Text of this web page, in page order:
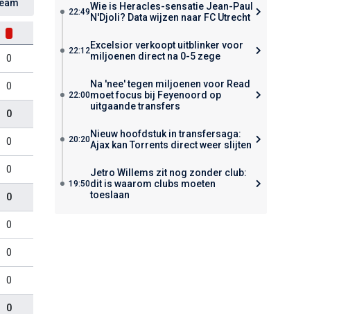
0
0
0
0
0
0
0
0
0
0
22:49Wie is Heracles-sensatie Jean-Paul
N'Djoli? Data wijzen naar FC Utrecht
22:12Excelsior verkoopt uitblinker voor
miljoenen direct na 0-5 zege
22:00
Na 'nee' tegen miljoenen voor Read
moet focus bij Feyenoord op
uitgaande transfers
20:20Nieuw hoofdstuk in transfersaga:
Ajax kan Torrents direct weer slijten
19:50
Jetro Willems zit nog zonder club:
dit is waarom clubs moeten
toeslaan